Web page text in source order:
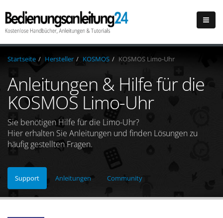
Startseite Hersteller KOSMOS KOSMOS Limo-Uhr
Anleitungen & Hilfe für die
KOSMOS Limo-Uhr
Sie benötigen Hilfe für die Limo-Uhr?
Hier erhalten Sie Anleitungen und finden Lösungen zu
häufig gestellten Fragen.
Support Anleitungen Community